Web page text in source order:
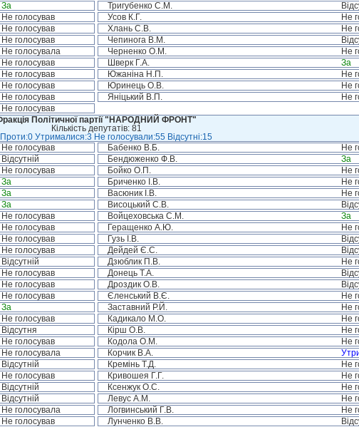
За Тригубенко С.М.
Не голосував Усов К.Г.
Не
Не голосував Хлань С.В.
Не
Не голосував Чепинога В.М.
Не голосувала Черненко О.М.
Не
Не голосував Шверк Г.А.
За
Не голосував Южаніна Н.П.
Не
Не голосував Юринець О.В.
Не
Не голосував Яніцький В.П.
Не
Не голосував
Політичної партії "НАРОДНИЙ ФРОНТ"
Кількість депутатів: 81
Утрималися:3 Не голосували:55 Відсутні:15
Не голосував Бабенко В.Б.
Не
Відсутній Бендюженко Ф.В.
За
Не голосував Бойко О.П.
Не
За Бриченко І.В.
Не
За Васюник І.В.
Не
За Висоцький С.В.
Не голосував Войцеховська С.М.
За
Не голосував Геращенко А.Ю.
Не
Не голосував Гузь І.В.
Не голосував Дейдей Є.С.
Відсутній Дзюблик П.В.
Не
Не голосував Донець Т.А.
Не голосував Дроздик О.В.
Не голосував Єленський В.Є.
Не
За Заставний Р.Й.
Не
Не голосував Кадикало М.О.
Не
Відсутня Кірш О.В.
Не
Не голосував Кодола О.М.
Не
Не голосувала Корчик В.А.
Відсутній Кремінь Т.Д.
Не
Не голосував Кривошея Г.Г.
Не
Відсутній Ксенжук О.С.
Не
Відсутній Левус А.М.
Не
Не голосувала Логвинський Г.В.
Не
Не голосував Лунченко В.В.